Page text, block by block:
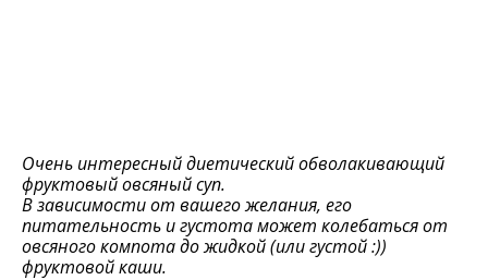
Очень интересный диетический обволакивающий
фруктовый овсяный суп.
В зависимости от вашего желания, его
питательность и густота может колебаться от
овсяного компота до жидкой (или густой :))
фруктовой каши.